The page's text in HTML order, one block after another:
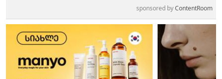
sponsored byContentRoom